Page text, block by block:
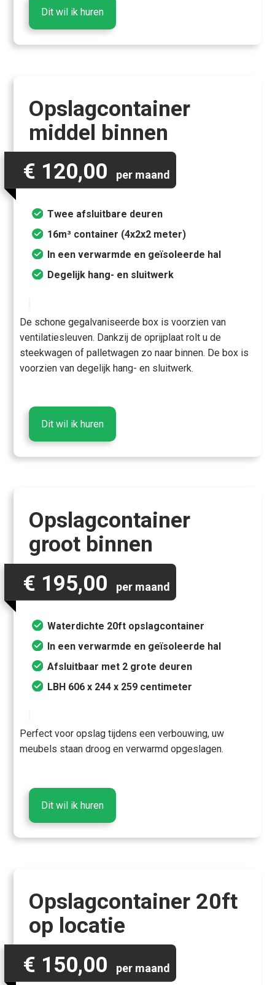
Dit wil ik huren
Opslagcontainer
middel binnen
€ 120,00 per maand
Twee afsluitbare deuren
16m³ container (4x2x2 meter)
In een verwarmde en geïsoleerde hal
Degelijk hang- en sluitwerk
De schone gegalvaniseerde box is voorzien van
ventilatiesleuven. Dankzij de oprijplaat rolt u de
steekwagen of palletwagen zo naar binnen. De box is
voorzien van degelijk hang- en sluitwerk.
Dit wil ik huren
Opslagcontainer
groot binnen
€ 195,00 per maand
Waterdichte 20ft opslagcontainer
In een verwarmde en geïsoleerde hal
Afsluitbaar met 2 grote deuren
LBH 606 x 244 x 259 centimeter
Perfect voor opslag tijdens een verbouwing, uw
meubels staan droog en verwarmd opgeslagen.
Dit wil ik huren
Opslagcontainer 20ft
op locatie
€ 150,00 per maand